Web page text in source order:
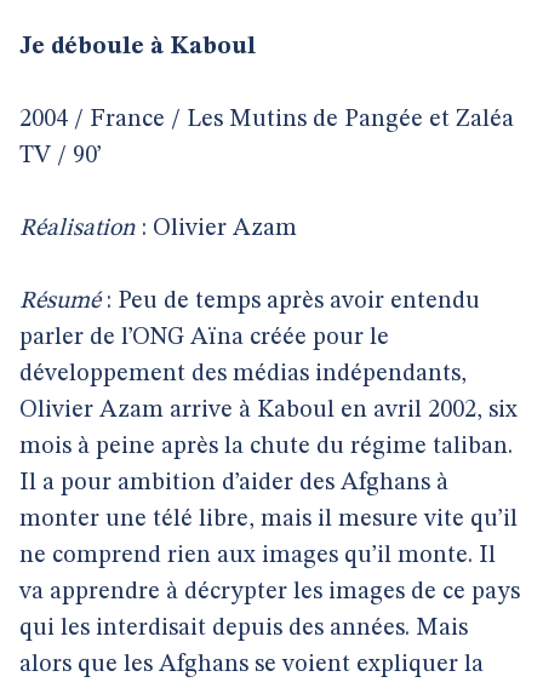
Je déboule à Kaboul
2004 / France / Les Mutins de Pangée et Zaléa
TV / 90’
Réalisation : Olivier Azam
Résumé: Peu de temps après avoir entendu
parler de l’ONG Aïna créée pour le
développement des médias indépendants,
Olivier Azam arrive à Kaboul en avril 2002, six
mois à peine après la chute du régime taliban.
Il a pour ambition d’aider des Afghans à
monter une télé libre, mais il mesure vite qu’il
ne comprend rien aux images qu’il monte. Il
va apprendre à décrypter les images de ce pays
qui les interdisait depuis des années. Mais
alors que les Afghans se voient expliquer la